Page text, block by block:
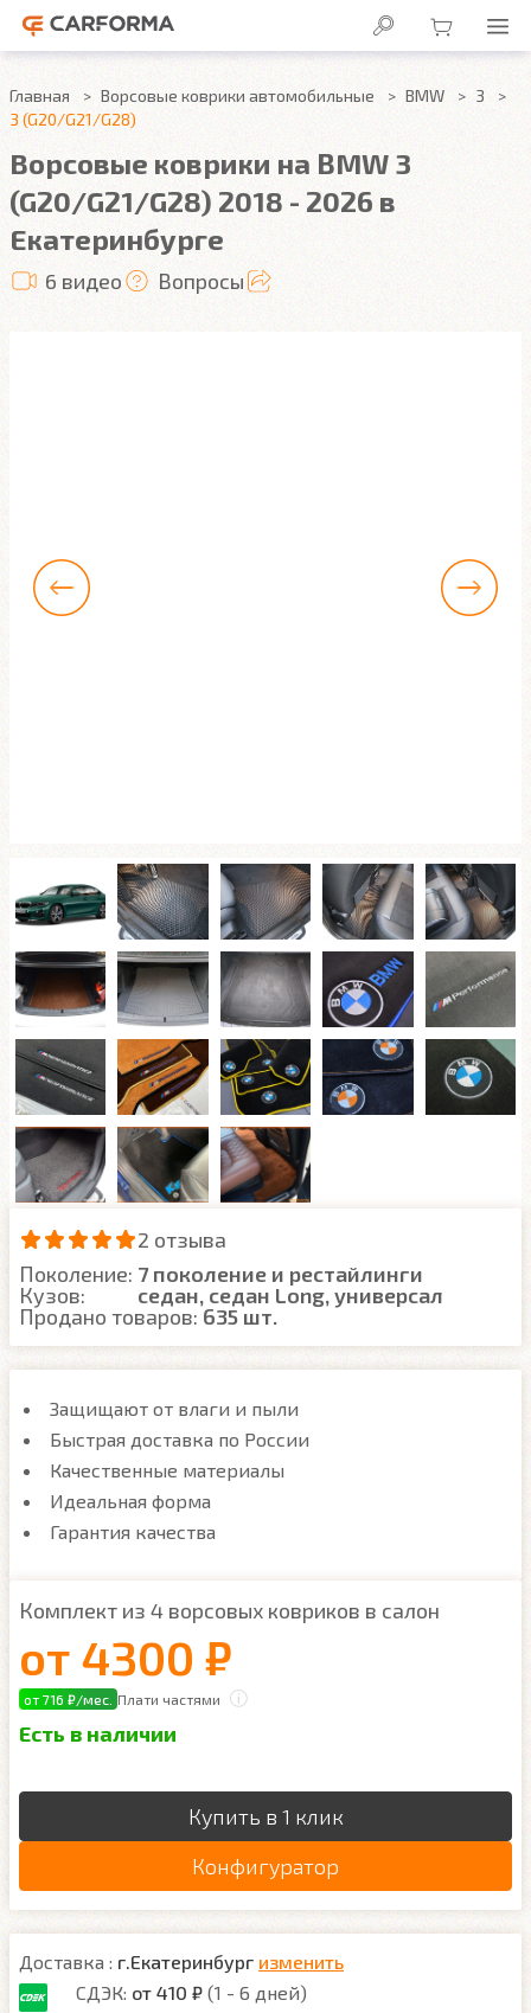
Главная Ворсовые коврики автомобильные BMW
3
3 (G20/G21/G28)
Ворсовые коврики на BMW 3
(G20/G21/G28) 2018 - 2026 в
Екатеринбурге
6 видео Вопросы
2 отзыва
Поколение: 7 поколение и рестайлинги
Кузов:
седан, седан Long, универсал
Продано товаров: 635 шт.
Защищают от влаги и пыли
Быстрая доставка по России
Качественные материалы
Идеальная форма
Гарантия качества
Комплект из 4 ворсовых ковриков в салон
от 4300 ₽
от 716 ₽/мес. Плати частями
Есть в наличии
Купить в 1 клик
Конфигуратор
Доставка : г.Екатеринбург изменить
СДЭК: от 410 ₽ (1 - 6 дней)